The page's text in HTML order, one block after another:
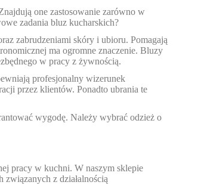
one zastosowanie zarówno w
zadania bluz kucharskich?
zabrudzeniami skóry i ubioru. Pomagają
ma ogromne znaczenie. Bluzy
w pracy z żywnością.
profesjonalny wizerunek
przez klientów. Ponadto ubrania te
wygodę. Należy wybrać odzież o
pracy w kuchni. W naszym sklepie
z działalnością